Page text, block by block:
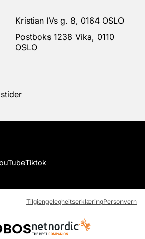
Kristian IVs g. 8, 0164 OSLO
Postboks 1238 Vika, 0110
OSLO
Tiktok
TilgjengelegheitserklæringPersonvern